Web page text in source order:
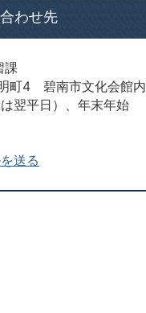
わせ先
課
町4 碧南市文化会館内
翌平日）、年末年始
送る